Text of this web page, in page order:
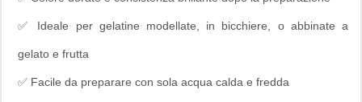
✅ Ideale per gelatine modellate, in bicchiere, o abbinate a
gelato e frutta
✅ Facile da preparare con sola acqua calda e fredda